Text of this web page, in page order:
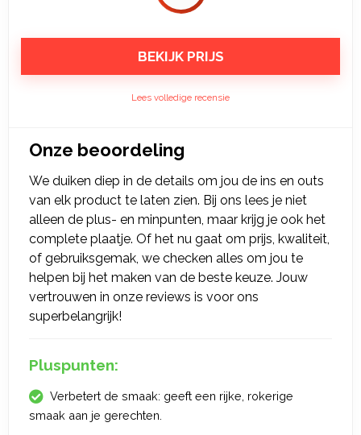
BEKIJK PRIJS
Lees volledige recensie
Onze beoordeling
We duiken diep in de details om jou de ins en outs
van elk product te laten zien. Bij ons lees je niet
alleen de plus- en minpunten, maar krijg je ook het
complete plaatje. Of het nu gaat om prijs, kwaliteit,
of gebruiksgemak, we checken alles om jou te
helpen bij het maken van de beste keuze. Jouw
vertrouwen in onze reviews is voor ons
superbelangrijk!
Pluspunten:
Verbetert de smaak: geeft een rijke, rokerige
smaak aan je gerechten.